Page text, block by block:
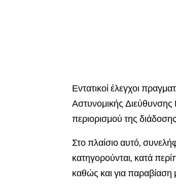
Εντατικοί έλεγχοι
Αστυνομικής Διεύθυνσης
περιορισμού της
Στο πλαίσιο αυτό,
κατηγορούνται, κατά
καθώς και για